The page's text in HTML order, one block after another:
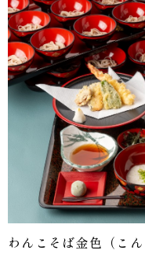
わんこそば金色（こ